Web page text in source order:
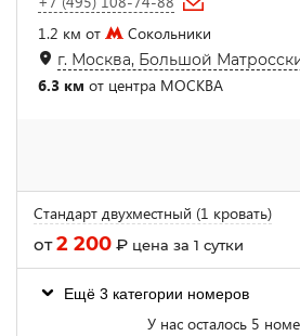
1.2 км от
Сокольники
г. Москва, Большой
6.3 км от центра МОСКВА
Стандарт двухместный (1 кровать)
от2 200 ₽ цена за 1 сутки
Ещё 3 категории номеров
У нас осталось 5